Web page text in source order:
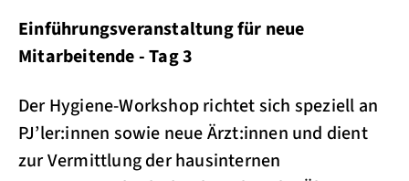
Einführungsveranstaltung für neue
Mitarbeitende - Tag 3
Der Hygiene-Workshop richtet sich speziell an
PJ’ler:innen sowie neue Ärzt:innen und dient
zur Vermittlung der hausinternen